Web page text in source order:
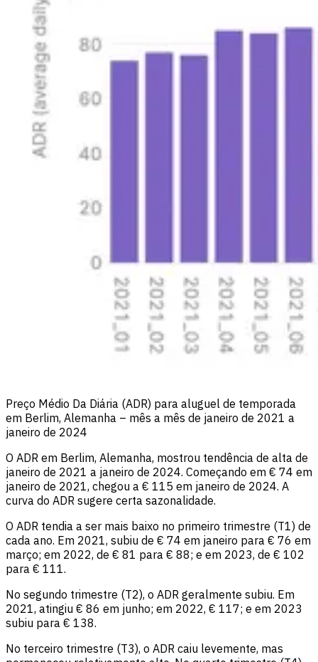
Preço Médio Da Diária (ADR) para aluguel de temporada
em Berlim, Alemanha – mês a mês de janeiro de 2021 a
janeiro de 2024
O ADR em Berlim, Alemanha, mostrou tendência de alta de
janeiro de 2021 a janeiro de 2024. Começando em € 74 em
janeiro de 2021, chegou a € 115 em janeiro de 2024. A
curva do ADR sugere certa sazonalidade.
O ADR tendia a ser mais baixo no primeiro trimestre (T1) de
cada ano. Em 2021, subiu de € 74 em janeiro para € 76 em
março; em 2022, de € 81 para € 88; e em 2023, de € 102
para € 111.
No segundo trimestre (T2), o ADR geralmente subiu. Em
2021, atingiu € 86 em junho; em 2022, € 117; e em 2023
subiu para € 138.
No terceiro trimestre (T3), o ADR caiu levemente, mas